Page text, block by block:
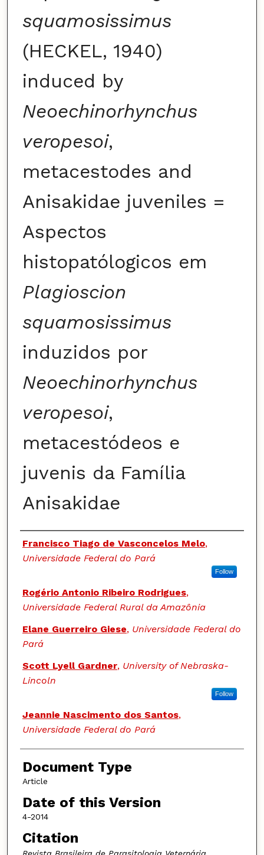
squamosissimus
(HECKEL, 1940)
induced by
Neoechinorhynchus
veropesoi,
metacestodes and
Anisakidae juveniles =
Aspectos
histopatólogicos em
Plagioscion
squamosissimus
induzidos por
Neoechinorhynchus
veropesoi,
metacestódeos e
juvenis da Família
Anisakidae
Authors
Francisco Tiago de Vasconcelos Melo,
Universidade Federal do Pará
Follow
Rogério Antonio Ribeiro Rodrigues,
Universidade Federal Rural da Amazônia
Elane Guerreiro Giese, Universidade Federal do
Pará
Scott Lyell Gardner, University of Nebraska-
Lincoln
Follow
Jeannie Nascimento dos Santos,
Universidade Federal do Pará
Document Type
Article
Date of this Version
4-2014
Citation
Revista Brasileira de Parasitologia Veternária